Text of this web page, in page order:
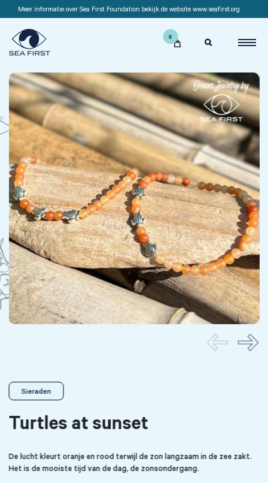
Meer informatie over Sea First Foundation bekijk de website www.seafirst.org

Sieraden
Turtles at sunset
De lucht kleurt oranje en rood terwijl de zon langzaam in de zee zakt.
Het is de mooiste tijd van de dag, de zonsondergang.